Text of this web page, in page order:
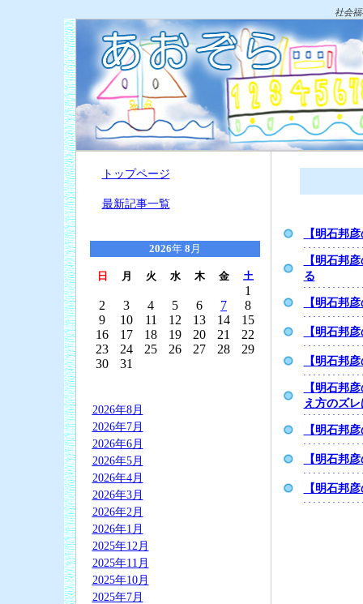
社会
トップページ
最新記事一覧
2026年 8 月
日 月 火 水 木 金 土
1
2
3 4 5 6 7
8
9
10 11 12 13 14
15
16
17 18 19 20 21
22
23
24 25 26 27 28
29
30
31
2026年8月
2026年7月
2026年6月
2026年5月
2026年4月
2026年3月
2026年2月
2026年1月
2025年12月
2025年11月
2025年10月
2025年7月
【明石邦
【明石邦
る
【明石邦
【明石邦
【明石邦
【明石邦
え方のズ
【明石邦
【明石邦
【明石邦